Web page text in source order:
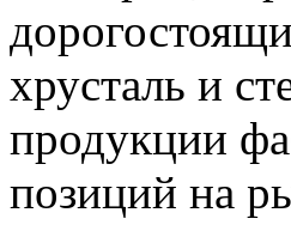
хрусталь и
продукции
позиций на